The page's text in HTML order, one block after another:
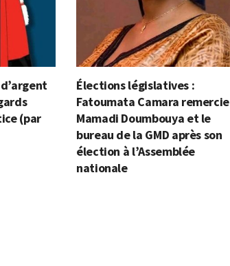
(par
Élections législatives :
Fatoumata Camara remercie
Mamadi Doumbouya et le
bureau de la GMD après son
élection à l’Assemblée
nationale